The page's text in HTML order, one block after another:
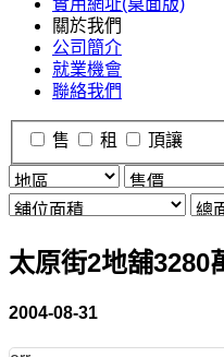
實用網址(桌面版)
關於我們
公司簡介
就業機會
聯絡我們
售 租 頂讓
太原街2地舖3280
2004-08-31